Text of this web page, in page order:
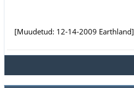
[Muudetud: 12-14-2009 Earthland]